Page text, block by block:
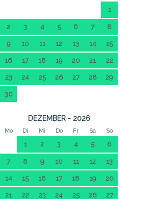
1
2 3 4 5 6 7 8
9 10 11 12 13 14 15
16 17 18 19 20 21 22
23 24 25 26 27 28 29
30
DEZEMBER - 2026
Mo Di Mi Do Fr Sa So
1 2 3 4 5 6
7 8 9 10 11 12 13
14 15 16 17 18 19 20
21 22 23 24 25 26 27